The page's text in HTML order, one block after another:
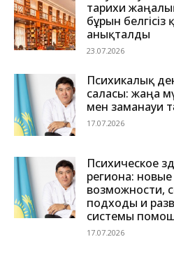
тарихи
бұрын белгісіз
анықталды
23.07.2026
Психикалық
саласы: жаңа
мен заманауи
17.07.2026
Психическое
региона: новые
возможности,
подходы и
системы
17.07.2026